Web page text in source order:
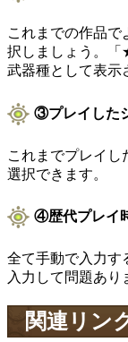
これまでの作品で
択しましょう。
武器種として表示
③プレイした
これまでプレイし
選択できます。
④歴代プレイ
全て手動で入力す
入力して問題あり
関連リン